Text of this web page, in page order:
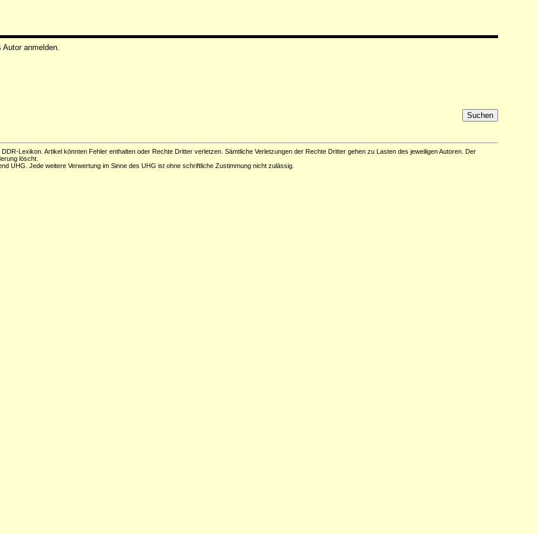
anmelden.
Lexikon. Artikel könnten Fehler enthalten oder Rechte Dritter verletzen. Sämtliche Verletzungen der Rechte Dritter gehen zu Lasten des jeweiligen Autoren. Der
löscht.
UHG. Jede weitere Verwertung im Sinne des UHG ist ohne schriftliche Zustimmung nicht zulässig.